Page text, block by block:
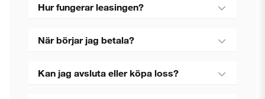
Hur fungerar leasingen?
När börjar jag betala?
Kan jag avsluta eller köpa loss?